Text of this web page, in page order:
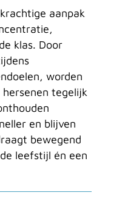
aanpak
klas. Door
worden
tegelijk
en blijven
bewegend
leefstijl én een